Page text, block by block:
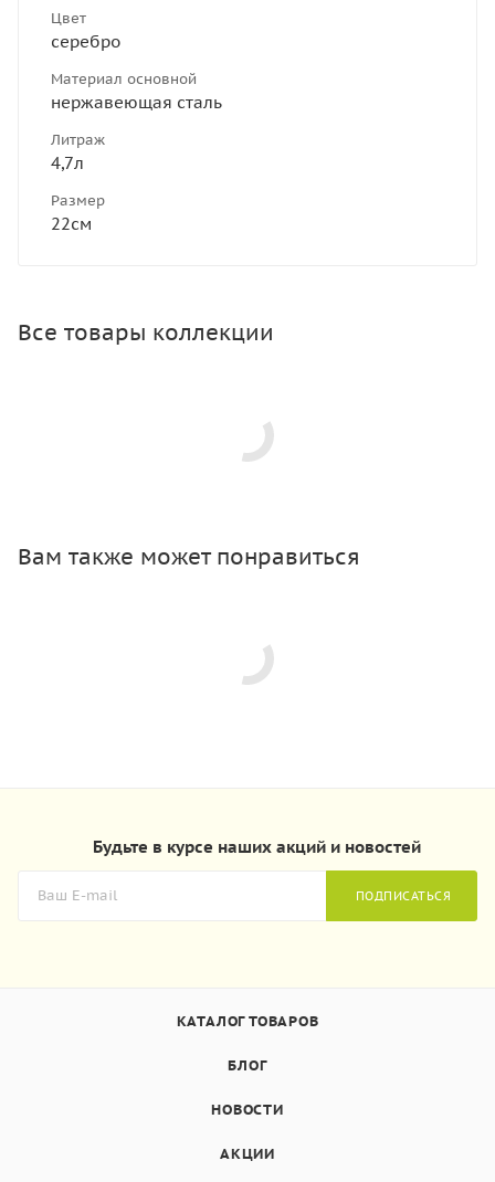
Цвет
серебро
Материал основной
нержавеющая сталь
Литраж
4,7л
Размер
22см
Все товары коллекции
Вам также может понравиться
Будьте в курсе наших акций и новостей
ПОДПИСАТЬСЯ
КАТАЛОГ ТОВАРОВ
БЛОГ
НОВОСТИ
АКЦИИ